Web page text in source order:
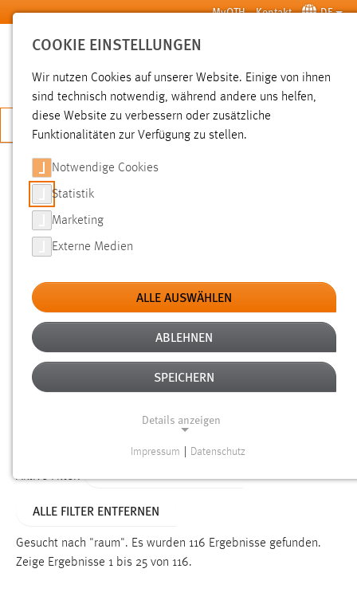
Zum Hauptinhalt springen MyOTH Kontakt DE
SUCHE
JETZT BEWERBEN
SUCHE
FILTER
Typ
Erstellungsdatum
Alter
Aktive Filter:
ALLE FILTER ENTFERNEN
Gesucht nach "raum". Es wurden 116 Ergebnisse gefunden.
Zeige Ergebnisse 1 bis 25 von 116.
COOKIE EINSTELLUNGEN
Wir nutzen Cookies auf unserer Website. Einige von ihnen
sind technisch notwendig, während andere uns helfen,
diese Website zu verbessern oder zusätzliche
Funktionalitäten zur Verfügung zu stellen.
Notwendige Cookies
Statistik
Marketing
Externe Medien
ALLE AUSWÄHLEN
ABLEHNEN
SPEICHERN
Details anzeigen
Funktionen und sind für die einwandfreie Funktion der
Einverständnis
Impressum Datenschutz